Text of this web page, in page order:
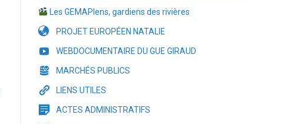
Les GEMAPIens, gardiens des rivières
PROJET EUROPÉEN NATALIE
WEBDOCUMENTAIRE DU GUE GIRAUD
MARCHÉS PUBLICS
LIENS UTILES
ACTES ADMINISTRATIFS